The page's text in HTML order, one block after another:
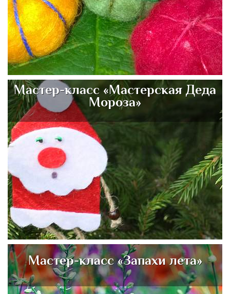
Мастер-класс «Мастерская Деда
Мороза»
Мастер-класс «Запахи лета»